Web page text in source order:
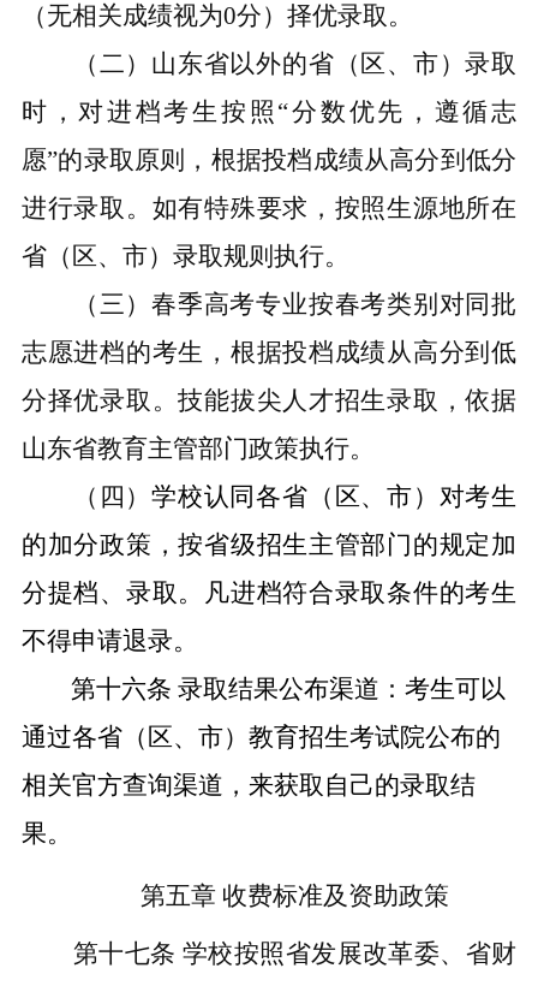
（无相关成绩视为0分）择优录取。
（二）山东省以外的省（区、市）录取
时，对进档考生按照 “分数优先，遵循志
愿”的录取原则，根据投档成绩从高分到低分
进行录取。如有特殊要求，按照生源地所在
省（区、市）录取规则执行。
（三）春季高考专业按春考类别对同批
志愿进档的考生，根据投档成绩从高分到低
分择优录取。技能拔尖人才招生录取，依据
山东省教育主管部门政策执行。
（四）学校认同各省（区、市）对考生
的加分政策，按省级招生主管部门的规定加
分提档、录取。凡进档符合录取条件的考生
不得申请退录。
第十六条 录取结果公布渠道：考生可以
通过各省（区、市）教育招生考试院公布的
相关官方查询渠道，来获取自己的录取结
果。
第五章 收费标准及资助政策
第十七条 学校按照省发展改革委、省财